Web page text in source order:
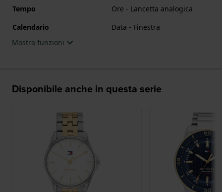
Tempo
Ore - Lancetta analogica
Calendario
Data - Finestra
Mostra funzioni
Disponibile anche in questa serie